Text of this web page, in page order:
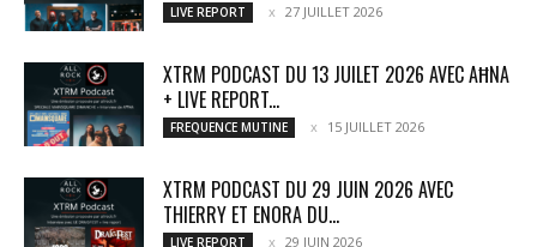
LIVE REPORT 27 JUILLET 2026
XTRM PODCAST DU 13 JUILET 2026 AVEC AĦNA
+ LIVE REPORT...
FREQUENCE MUTINE 15 JUILLET 2026
XTRM PODCAST DU 29 JUIN 2026 AVEC
THIERRY ET ENORA DU...
LIVE REPORT 29 JUIN 2026